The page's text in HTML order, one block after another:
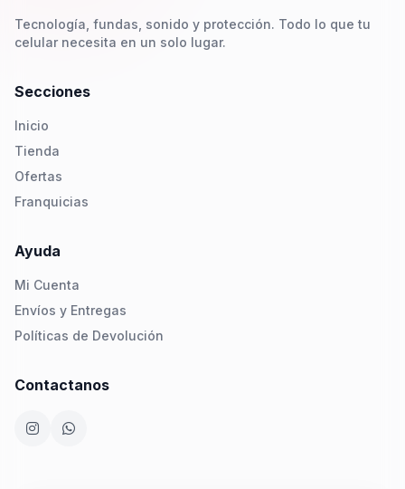
Tecnología, fundas, sonido y protección. Todo lo que tu
celular necesita en un solo lugar.
Secciones
Inicio
Tienda
Ofertas
Franquicias
Ayuda
Mi Cuenta
Envíos y Entregas
Políticas de Devolución
Contactanos